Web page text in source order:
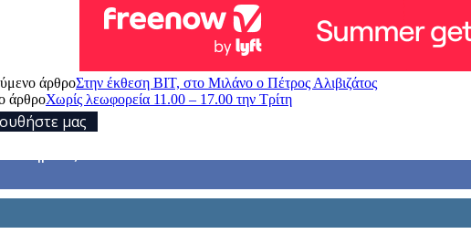
άρθροΣτην έκθεση BIT, στο Μιλάνο ο Πέτρος Αλιβιζάτος
άρθροΧωρίς λεωφορεία 11.00 – 17.00 την Τρίτη
μας